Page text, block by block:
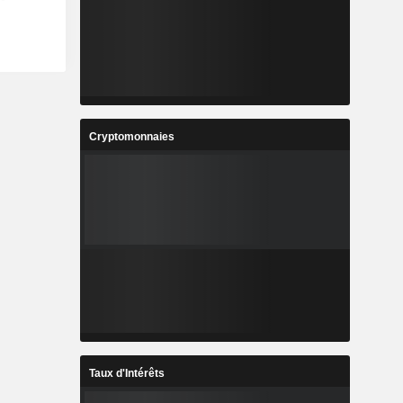
Cryptomonnaies
Taux d'Intérêts